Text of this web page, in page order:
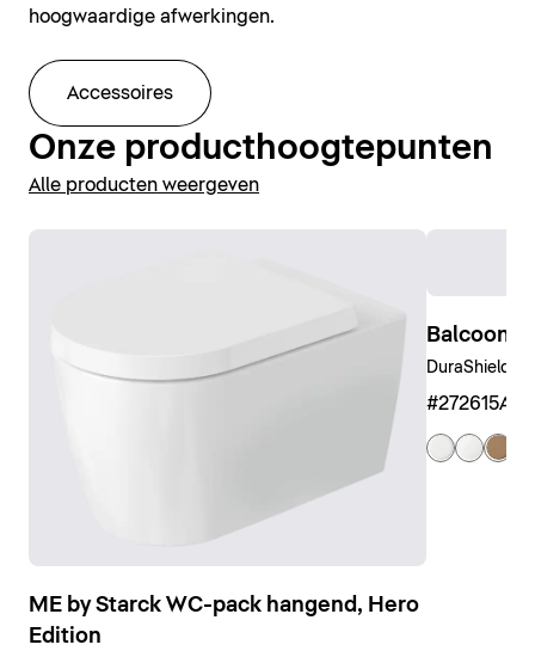
hoogwaardige afwerkingen.
Accessoires
Onze producthoogtepunten
Alle producten weergeven
ME by Starck WC-pack hangend, Hero
Edition
Balcoon
DuraShield,